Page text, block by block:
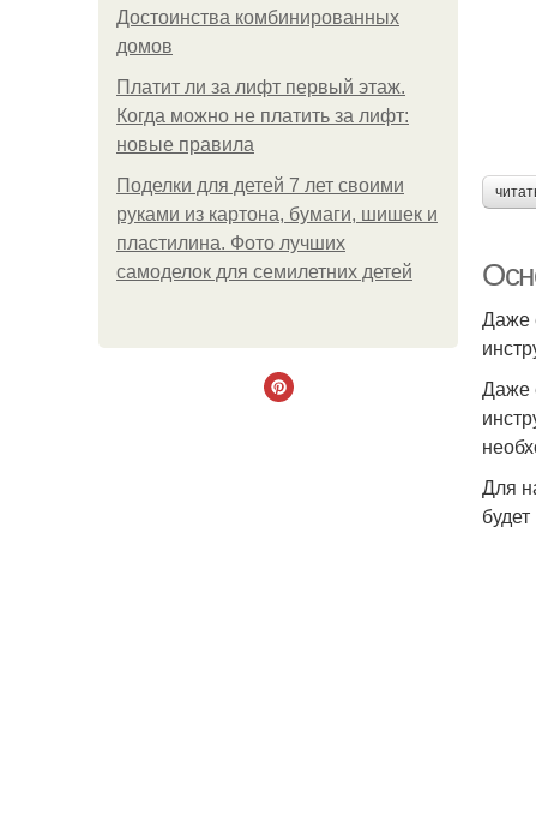
Достоинства комбинированных
домов
Платит ли за лифт первый этаж.
Когда можно не платить за лифт:
новые правила
Поделки для детей 7 лет своими
руками из картона, бумаги, шишек и
пластилина. Фото лучших
самоделок для семилетних детей
Даже
Даже
Для